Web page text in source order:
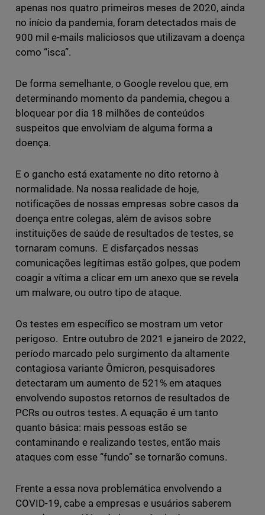
apenas nos quatro primeiros meses de 2020, ainda
no início da pandemia, foram detectados mais de
900 mil e-mails maliciosos que utilizavam a doença
como “isca”.
De forma semelhante, o Google revelou que, em
determinando momento da pandemia, chegou a
bloquear por dia 18 milhões de conteúdos
suspeitos que envolviam de alguma forma a
doença.
E o gancho está exatamente no dito retorno à
normalidade. Na nossa realidade de hoje,
notificações de nossas empresas sobre casos da
doença entre colegas, além de avisos sobre
instituições de saúde de resultados de testes, se
tornaram comuns. E disfarçados nessas
comunicações legítimas estão golpes, que podem
coagir a vítima a clicar em um anexo que se revela
um malware, ou outro tipo de ataque.
Os testes em específico se mostram um vetor
perigoso. Entre outubro de 2021 e janeiro de 2022,
período marcado pelo surgimento da altamente
contagiosa variante Ômicron, pesquisadores
detectaram um aumento de 521% em ataques
envolvendo supostos retornos de resultados de
PCRs ou outros testes. A equação é um tanto
quanto básica: mais pessoas estão se
contaminando e realizando testes, então mais
ataques com esse “fundo” se tornarão comuns.
Frente a essa nova problemática envolvendo a
COVID-19, cabe a empresas e usuários saberem